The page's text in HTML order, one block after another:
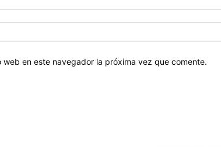
en este navegador la próxima vez que comente.